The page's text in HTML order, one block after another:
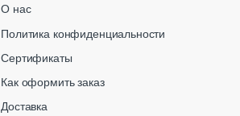
О нас
Политика конфиденциальности
Сертификаты
Как оформить заказ
Доставка